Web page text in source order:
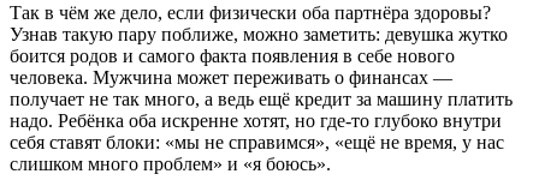
Так в чём же дело, если физически оба партнёра здоровы?
Узнав такую пару поближе, можно заметить: девушка жутко
боится родов и самого факта появления в себе нового
человека. Мужчина может переживать о финансах —
получает не так много, а ведь ещё кредит за машину платить
надо. Ребёнка оба искренне хотят, но где-то глубоко внутри
себя ставят блоки: «мы не справимся», «ещё не время, у нас
слишком много проблем» и «я боюсь».